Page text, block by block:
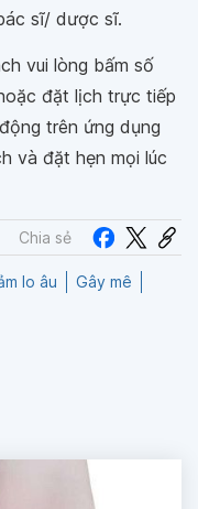
sĩ/ dược sĩ.
vui lòng bấm số
đặt lịch trực tiếp
trên ứng dụng
và đặt hẹn mọi lúc
Chia sẻ
lo âu
Gây mê